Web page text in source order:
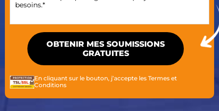
En cliquant sur le bouton, j’accepte les Termes et
Conditions